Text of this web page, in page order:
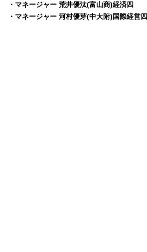
・マネージャー 荒井優汰(富山商)経済四
・マネージャー 河村優芽(中大附)国際経営四